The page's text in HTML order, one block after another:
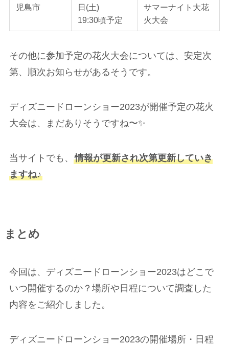
児島市
日(土)
19:30頃予定
サマーナイト大花
火大会
その他に参加予定の花火大会については、安定次
第、順次お知らせがあるそうです。
ディズニードローンショー2023が開催予定の花火
大会は、まだありそうですね〜✨
当サイトでも、 情報が更新され次第更新していき
ますね♪
まとめ
今回は、ディズニードローンショー2023はどこで
いつ開催するのか？場所や日程について調査した
内容をご紹介しました。
ディズニードローンショー2023の開催場所・日程